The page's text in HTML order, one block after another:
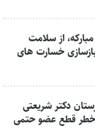
از سلامت
خسارت های
دکتر شریعتی
۱۸ ساله را از خطر قطع عضو حتمی